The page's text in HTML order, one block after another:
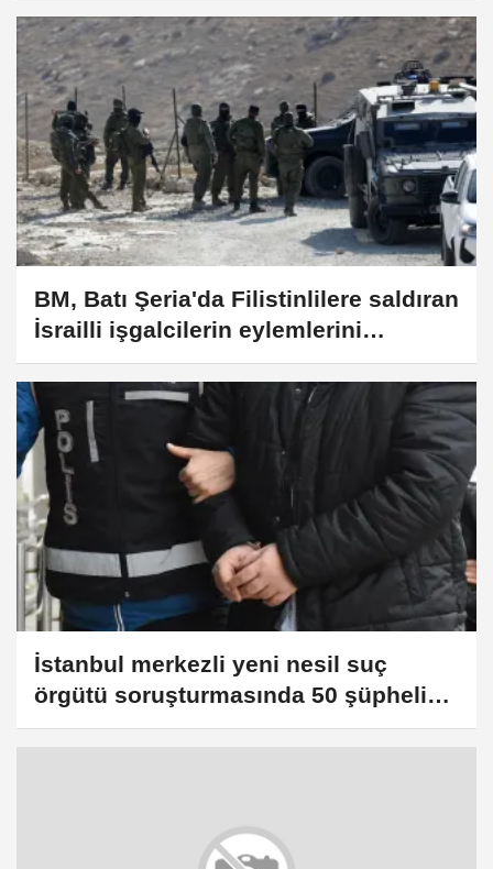
BM, Batı Şeria'da Filistinlilere saldıran
İsrailli işgalcilerin eylemlerini
kınadığını belirtti
İstanbul merkezli yeni nesil suç
örgütü soruşturmasında 50 şüpheli
hakkında gözaltı kararı